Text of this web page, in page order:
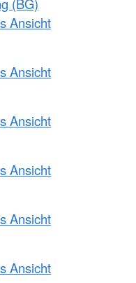
(BG)
Ansicht
Ansicht
Ansicht
Ansicht
Ansicht
Ansicht